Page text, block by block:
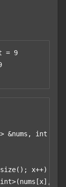
= 9
&nums, int
x++) {